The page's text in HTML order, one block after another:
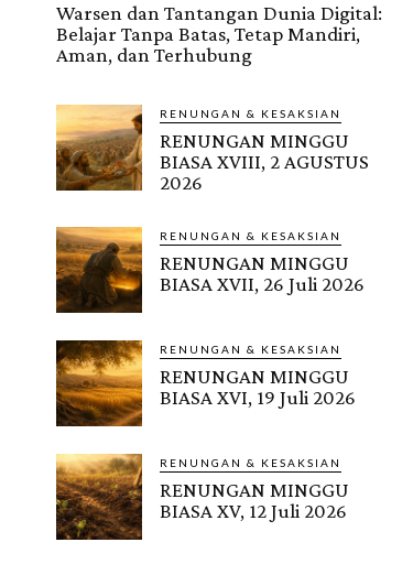
Warsen dan Tantangan Dunia Digital:
Belajar Tanpa Batas, Tetap Mandiri,
Aman, dan Terhubung
RENUNGAN & KESAKSIAN
RENUNGAN MINGGU
BIASA XVIII, 2 AGUSTUS
2026
RENUNGAN & KESAKSIAN
RENUNGAN MINGGU
BIASA XVII, 26 Juli 2026
RENUNGAN & KESAKSIAN
RENUNGAN MINGGU
BIASA XVI, 19 Juli 2026
RENUNGAN & KESAKSIAN
RENUNGAN MINGGU
BIASA XV, 12 Juli 2026